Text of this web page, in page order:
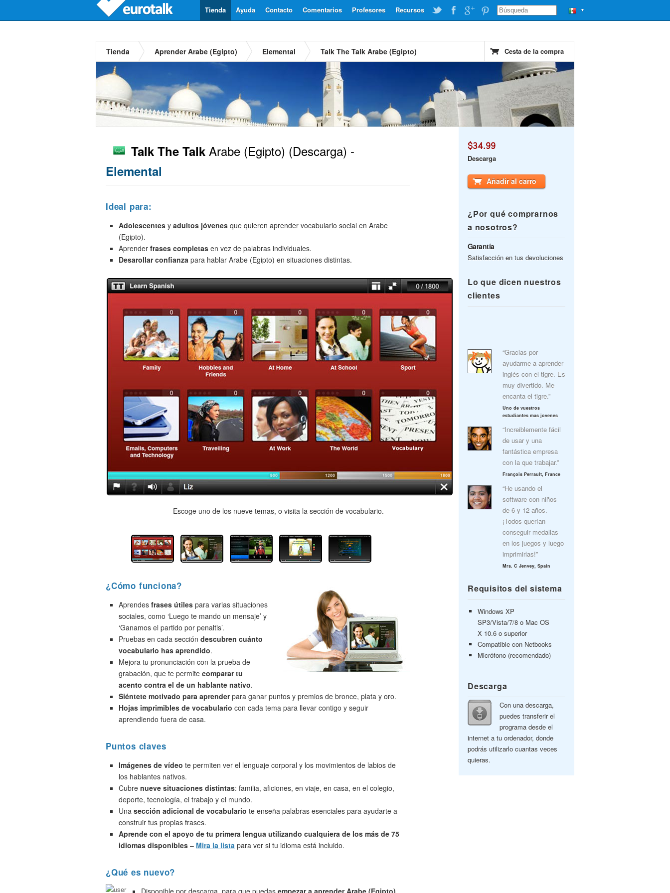
▼
Recursos
Profesores
Comentarios
Contacto
Ayuda
Tienda
Tienda Aprender Arabe (Egipto) Elemental Talk The Talk Arabe (Egipto) Cesta de la compra
Talk The Talk Arabe (Egipto) (Descarga) -
Elemental
Ideal para:
Adolescentes y adultos jóvenes que quieren aprender vocabulario social en Arabe
(Egipto).
Aprender frases completas en vez de palabras individuales.
Desarollar confianza para hablar Arabe (Egipto) en situaciones distintas.
Escoge uno de los nueve temas, o visita la sección de vocabulario.
¿Cómo funciona?
Aprendes frases útiles para varias situaciones
sociales, como ‘Luego te mando un mensaje’ y
‘Ganamos el partido por penaltis’.
Pruebas en cada sección descubren cuánto
vocabulario has aprendido.
Mejora tu pronunciación con la prueba de
grabación, que te permite comparar tu
acento contra el de un hablante nativo.
Siéntete motivado para aprenderpara ganar puntos y premios de bronce, plata y oro.
Hojas imprimibles de vocabulario con cada tema para llevar contigo y seguir
aprendiendo fuera de casa.
Puntos claves
Imágenes de vídeo te permiten ver el lenguaje corporal y los movimientos de labios de
los hablantes nativos.
Cubre nueve situaciones distintas: familia, aficiones, en viaje, en casa, en el colegio,
deporte, tecnología, el trabajo y el mundo.
Una sección adicional de vocabulario te enseña palabras esenciales para ayudarte a
construir tus propias frases.
Aprende con el apoyo de tu primera lengua utilizando cualquiera de los más de 75
idiomas disponibles – Mira la lista para ver si tu idioma está incluido.
¿Qué es nuevo?
Disponible por descarga, para que puedas empezar a aprender Arabe (Egipto)
$34.99
Descarga
Añadir al carro
¿Por qué comprarnos
a nosotros?
Garantía
Satisfacción en tus devoluciones
Lo que dicen nuestros
clientes
“Gracias por
ayudarme a aprender
inglés con el tigre. Es
muy divertido. Me
encanta el tigre.”
Uno de vuestros
estudiantes mas jovenes
“Increiblemente fácil
de usar y una
fantástica empresa
con la que trabajar.”
François Perrault, France
“He usando el
software con niños
de 6 y 12 años.
¡Todos querían
conseguir medallas
en los juegos y luego
imprimirlas!”
Mrs. C Jenvey, Spain
Requisitos del sistema
Windows XP
SP3/Vista/7/8 o Mac OS
X 10.6 o superior
Compatible con Netbooks
Micrófono (recomendado)
Descarga
Con una descarga,
puedes transferir el
programa desde el
internet a tu ordenador, donde
podrás utilizarlo cuantas veces
quieras.